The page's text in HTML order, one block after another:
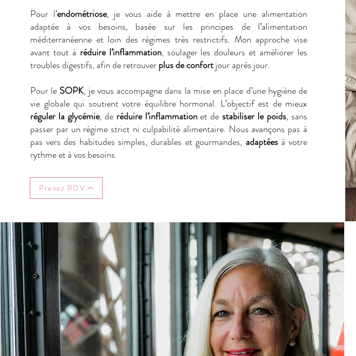
Pour l’endométriose, je vous aide à mettre en place une alimentation
adaptée à vos besoins, basée sur les principes de l’alimentation
méditerranéenne et loin des régimes très restrictifs. Mon approche vise
avant tout à réduire l’inflammation, soulager les douleurs et améliorer les
troubles digestifs, afin de retrouverplus de confortjour après jour.
Pour le SOPK, je vous accompagne dans la mise en place d’une hygiène de
vie globale qui soutient votre équilibre hormonal. L’objectif est de mieux
réguler la glycémie, de réduire l’inflammationet de stabiliser le poids, sans
passer par un régime strict ni culpabilité alimentaire. Nous avançons pas à
pas vers des habitudes simples, durables et gourmandes, adaptéesà votre
rythme et à vos besoins.
Prenez RDV